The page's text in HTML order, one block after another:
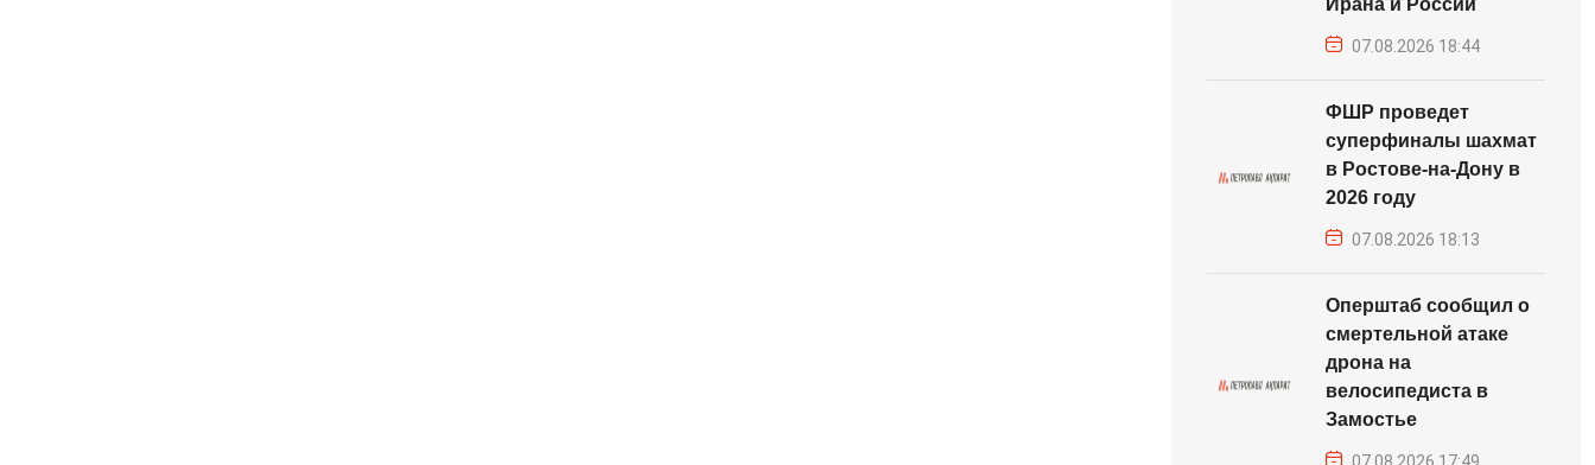
Ирана и России
07.08.2026 18:44
ФШР проведет
суперфиналы шахмат
в Ростове-на-Дону в
2026 году
07.08.2026 18:13
Оперштаб сообщил о
смертельной атаке
дрона на
велосипедиста в
Замостье